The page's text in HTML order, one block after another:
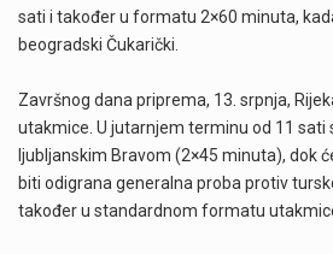
sati i također u formatu 2×60 minuta,
beogradski Čukarički.
Završnog dana priprema, 13. srpnja,
utakmice. U jutarnjem terminu od 11 sati
ljubljanskim Bravom (2×45 minuta), dok
biti odigrana generalna proba protiv
također u standardnom formatu